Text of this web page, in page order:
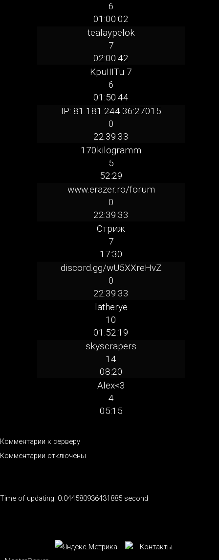
6
01:00:02
tealaypelok
7
02:00:42
KpuIIITu 7
6
01:50:44
IP: 81.181.244.36:27015
0
22:39:33
170kilogramm
5
52:29
www.erazer.ro/forum
0
22:39:33
Стриж
7
17:30
discord.gg/wU5XXreHvZ
0
22:39:33
latherye
10
01:52:19
skyscrapers
14
08:20
Alex<3
4
05:15
Комментарии к серверу
Комментарии отключены
Time of updating: 0.044580936431885 second
Контакты